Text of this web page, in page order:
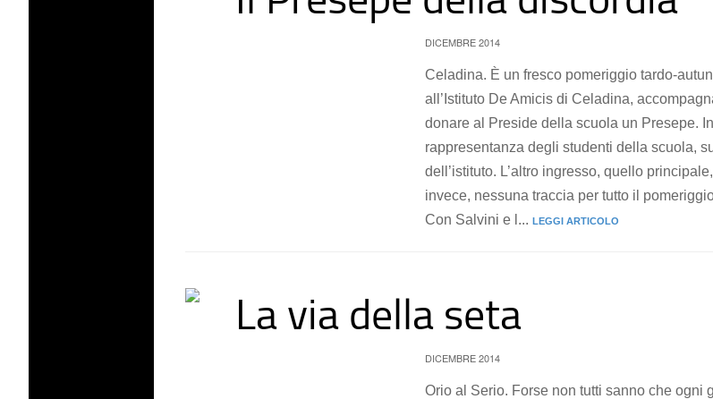
DICEMBRE 2014
Celadina. È un fresco pomeriggio tardo-
all’Istituto De Amicis di Celadina,
donare al Preside della scuola un Presepe.
rappresentanza degli studenti della scuola,
dell’istituto. L’altro ingresso, quello
invece, nessuna traccia per tutto il
Con Salvini e l... LEGGI ARTICOLO
La via della seta
DICEMBRE 2014
Orio al Serio. Forse non tutti sanno che ogni